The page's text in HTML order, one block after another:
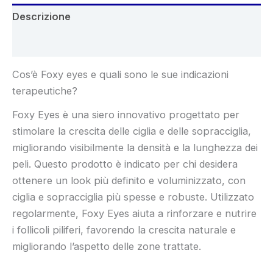
Descrizione
Cos’è Foxy eyes e quali sono le sue indicazioni
terapeutiche?
Foxy Eyes è una siero innovativo progettato per
stimolare la crescita delle ciglia e delle sopracciglia,
migliorando visibilmente la densità e la lunghezza dei
peli. Questo prodotto è indicato per chi desidera
ottenere un look più definito e voluminizzato, con
ciglia e sopracciglia più spesse e robuste. Utilizzato
regolarmente, Foxy Eyes aiuta a rinforzare e nutrire
i follicoli piliferi, favorendo la crescita naturale e
migliorando l’aspetto delle zone trattate.